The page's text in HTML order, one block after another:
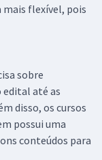
flexível, pois
sobre
edital até as
disso, os cursos
possui uma
conteúdos para